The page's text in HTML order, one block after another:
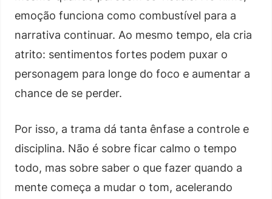
emoção funciona como combustível para a
narrativa continuar. Ao mesmo tempo, ela cria
atrito: sentimentos fortes podem puxar o
personagem para longe do foco e aumentar a
chance de se perder.
Por isso, a trama dá tanta ênfase a controle e
disciplina. Não é sobre ficar calmo o tempo
todo, mas sobre saber o que fazer quando a
mente começa a mudar o tom, acelerando